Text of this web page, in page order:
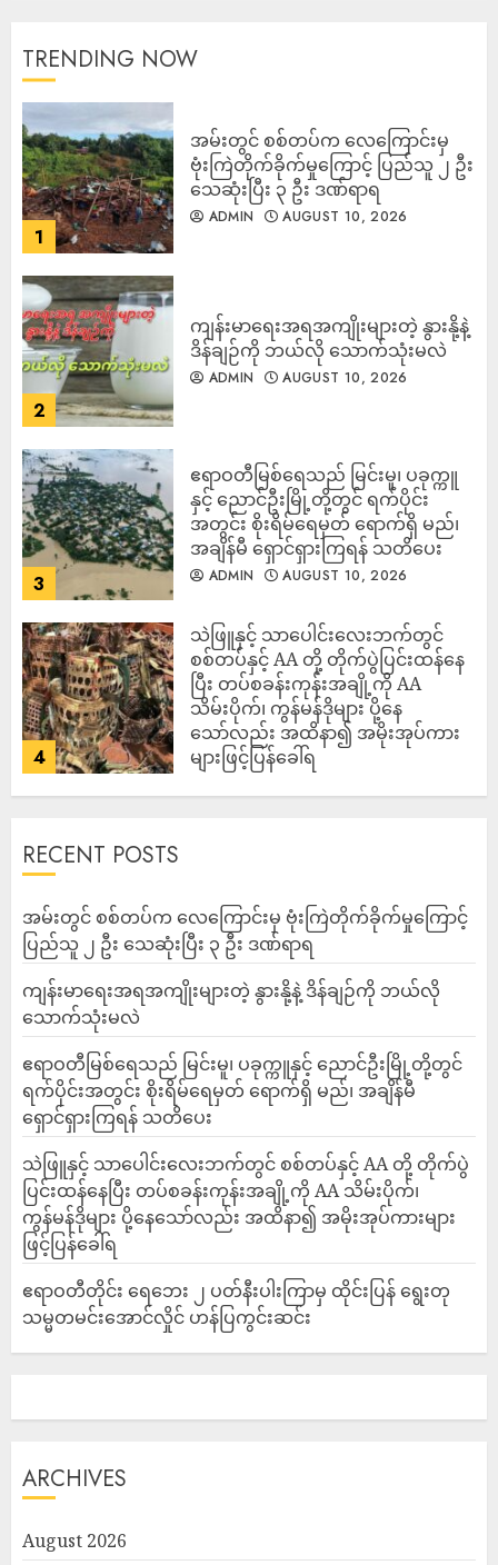
TRENDING NOW
1
‎အမ်းတွင် စစ်တပ်က လေကြောင်းမှ
ဗုံးကြဲတိုက်ခိုက်မှုကြောင့် ပြည်သူ ၂ ဦး
သေဆုံးပြီး ၃ ဦး ဒဏ်ရာရ
ADMIN AUGUST 10, 2026
2
ကျန်းမာရေးအရအကျိုးများတဲ့ နွားနို့နဲ့
ဒိန်ချဉ်ကို ဘယ်လို သောက်သုံးမလဲ
ADMIN AUGUST 10, 2026
3
ဧရာဝတီမြစ်ရေသည် မြင်းမူ၊ ပခုက္ကူ
နှင့် ညောင်ဦးမြို့တို့တွင် ရက်ပိုင်း
အတွင်း စိုးရိမ်ရေမှတ် ရောက်ရှိ မည်၊
အချိန်မီ ရှောင်ရှားကြရန် သတိပေး
ADMIN AUGUST 10, 2026
4
သဲဖြူနှင့် သာပေါင်းလေးဘက်တွင်
စစ်တပ်နှင့် AA တို့ တိုက်ပွဲပြင်းထန်‌နေ
ပြီး တပ်စခန်းကုန်းအချို့ကို AA
သိမ်းပိုက်၊ ကွန်မန်ဒိုများ ပို့နေ
သော်လည်း အထိနာ၍ အမိုးအုပ်ကား
များဖြင့်ပြန်ခေါ်ရ
RECENT POSTS
‎အမ်းတွင် စစ်တပ်က လေကြောင်းမှ ဗုံးကြဲတိုက်ခိုက်မှုကြောင့်
ပြည်သူ ၂ ဦး သေဆုံးပြီး ၃ ဦး ဒဏ်ရာရ
ကျန်းမာရေးအရအကျိုးများတဲ့ နွားနို့နဲ့ ဒိန်ချဉ်ကို ဘယ်လို
သောက်သုံးမလဲ
ဧရာဝတီမြစ်ရေသည် မြင်းမူ၊ ပခုက္ကူနှင့် ညောင်ဦးမြို့တို့တွင်
ရက်ပိုင်းအတွင်း စိုးရိမ်ရေမှတ် ရောက်ရှိ မည်၊ အချိန်မီ
ရှောင်ရှားကြရန် သတိပေး
သဲဖြူနှင့် သာပေါင်းလေးဘက်တွင် စစ်တပ်နှင့် AA တို့ တိုက်ပွဲ
ပြင်းထန်‌နေပြီး တပ်စခန်းကုန်းအချို့ကို AA သိမ်းပိုက်၊
ကွန်မန်ဒိုများ ပို့နေသော်လည်း အထိနာ၍ အမိုးအုပ်ကားများ
ဖြင့်ပြန်ခေါ်ရ
ဧရာဝတီတိုင်း ရေဘေး ၂ ပတ်နီးပါးကြာမှ ထိုင်းပြန် ရွေးတု
သမ္မတမင်းအောင်လှိုင် ဟန်ပြကွင်းဆင်း
ARCHIVES
August 2026